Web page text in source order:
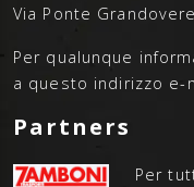
Via Ponte
Per qualunque
a questo indirizzo e-
Partners
Per